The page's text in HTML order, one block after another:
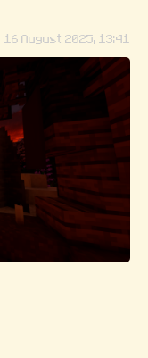
16 August 2025, 13:41